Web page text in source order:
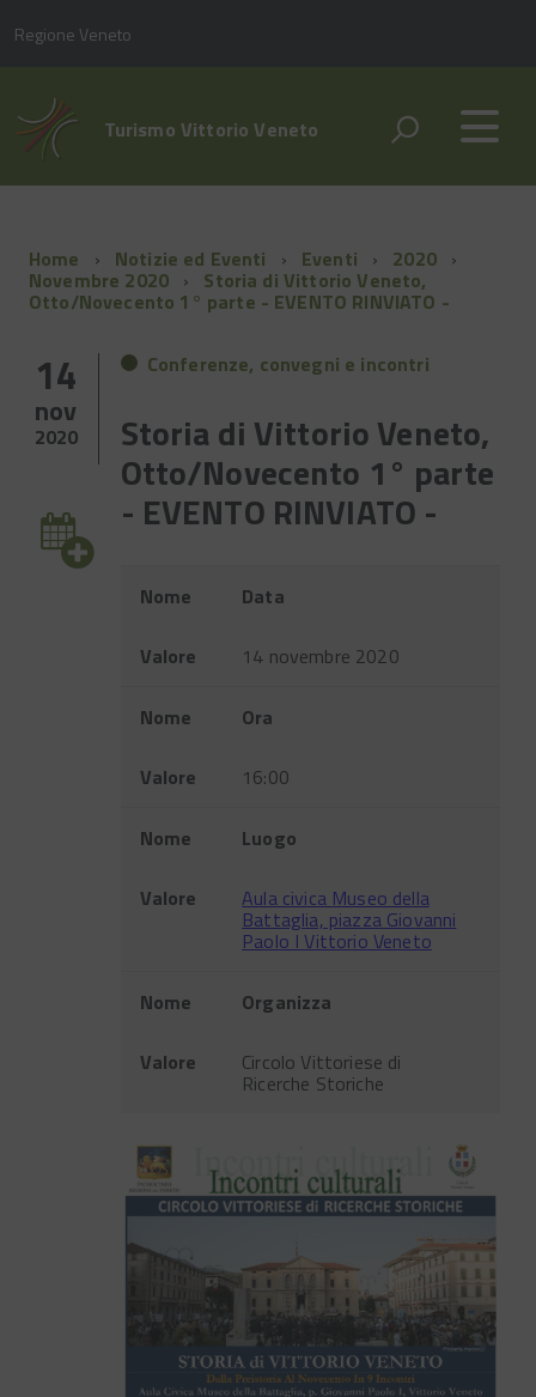
Regione Veneto
Turismo Vittorio Veneto
Home Notizie ed Eventi Eventi 2020
Novembre 2020 Storia di Vittorio Veneto,
Otto/Novecento 1° parte - EVENTO RINVIATO -
14
nov
2020
Conferenze, convegni e incontri
Storia di Vittorio Veneto,
Otto/Novecento 1° parte
- EVENTO RINVIATO -
Evento
Nome Data
Valore 14 novembre 2020
Nome Ora
Valore 16:00
Nome Luogo
Valore Aula civica Museo della
Battaglia, piazza Giovanni
Paolo I Vittorio Veneto
Nome Organizza
Valore Circolo Vittoriese di
Ricerche Storiche